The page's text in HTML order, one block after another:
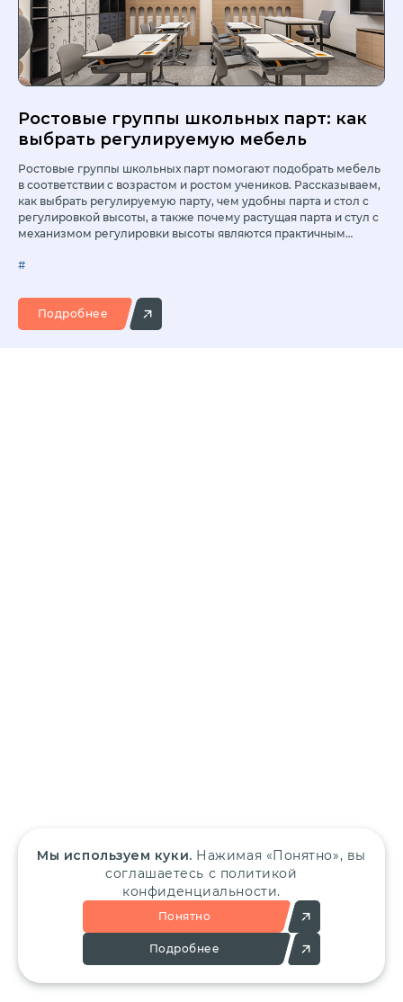
Ростовые группы школьных парт: как
выбрать регулируемую мебель
Ростовые группы школьных парт помогают подобрать мебель
в соответствии с возрастом и ростом учеников. Рассказываем,
как выбрать регулируемую парту, чем удобны парта и стол с
регулировкой высоты, а также почему растущая парта и стул с
механизмом регулировки высоты являются практичным
#
Подробнее
Мы используем куки. Нажимая «Понятно», вы
соглашаетесь с политикой
конфиденциальности.
Понятно
Подробнее